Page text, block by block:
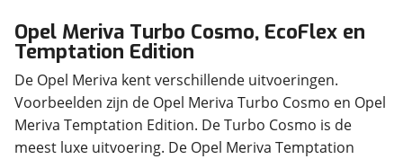
Opel Meriva Turbo Cosmo, EcoFlex en
Temptation Edition
De Opel Meriva kent verschillende uitvoeringen.
Voorbeelden zijn de Opel Meriva Turbo Cosmo en Opel
Meriva Temptation Edition. De Turbo Cosmo is de
meest luxe uitvoering. De Opel Meriva Temptation